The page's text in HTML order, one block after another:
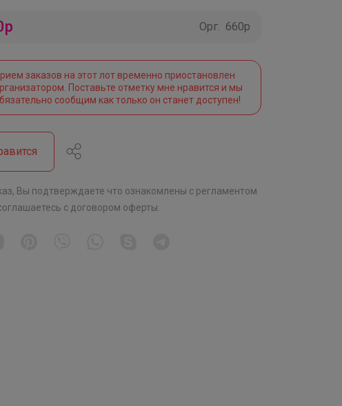
р Орг. 660р
заказов на этот лот временно приостановлен
Поставьте отметку мне нравится и мы
сообщим как только он станет доступен!
Вы подтверждаете что ознакомлены с регламентом
с договором оферты